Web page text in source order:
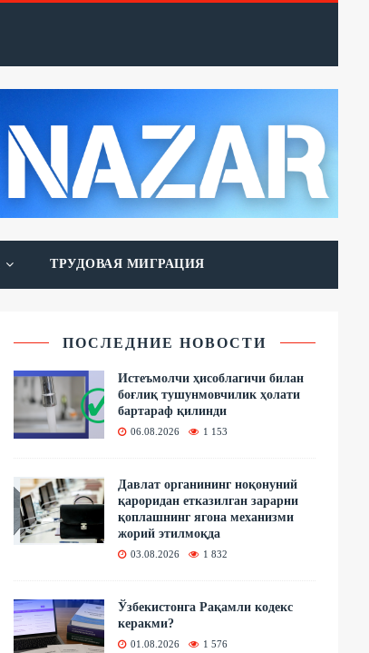
ТРУДОВАЯ МИГРАЦИЯ
ПОСЛЕДНИЕ НОВОСТИ
Истеъмолчи ҳисоблагичи билан
боғлиқ тушунмовчилик ҳолати
бартараф қилинди
06.08.2026 1 153
Давлат органининг ноқонуний
қароридан етказилган зарарни
қоплашнинг ягона механизми
жорий этилмоқда
03.08.2026 1 832
Ўзбекистонга Рақамли кодекс
керакми?
01.08.2026 1 576